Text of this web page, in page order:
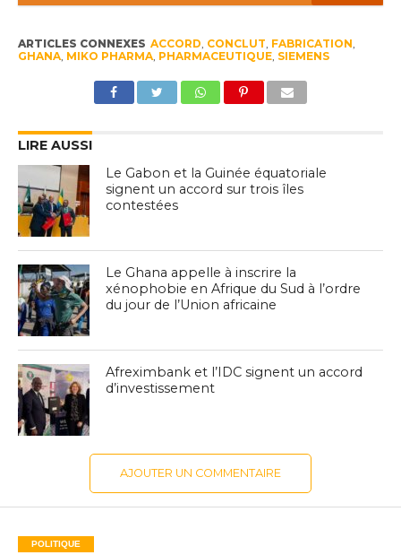
ARTICLES CONNEXES ACCORD CONCLUT FABRICATION
GHANA, MIKO PHARMA, PHARMACEUTIQUE, SIEMENS
LIRE AUSSI
Le Gabon et la Guinée équatoriale
signent un accord sur trois îles
contestées
Le Ghana appelle à inscrire la
xénophobie en Afrique du Sud à l’ordre
du jour de l’Union africaine
Afreximbank et l’IDC signent un accord
d’investissement
AJOUTER UN COMMENTAIRE
POLITIQUE